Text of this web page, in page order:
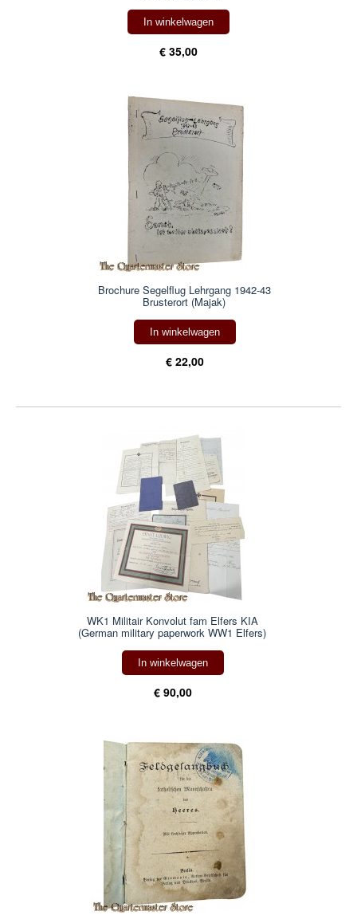
In winkelwagen
€ 35,00
Brochure Segelflug Lehrgang 1942-43
Brusterort (Majak)
In winkelwagen
€ 22,00
WK1 Militair Konvolut fam Elfers KIA
(German military paperwork WW1 Elfers)
In winkelwagen
€ 90,00